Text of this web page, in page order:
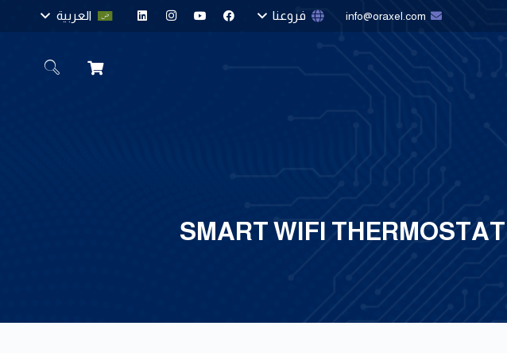
info@oraxel.com فروعنا العربية
SMART WIFI